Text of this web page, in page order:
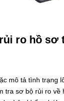
ro hồ sơ
mô tả tình trạng
tra sơ bộ rủi ro về